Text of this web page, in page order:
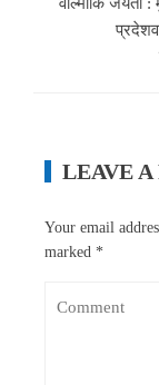
LEAVE A
Your email
marked *